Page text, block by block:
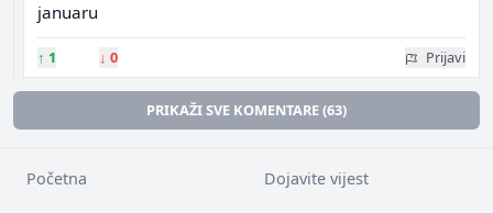
januaru
↑ 1 ↓ 0 Prijavi
PRIKAŽI SVE KOMENTARE (63)
Početna Dojavite vijest